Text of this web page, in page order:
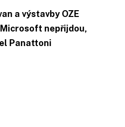
a výstavby OZE
nepřijdou,
Panattoni